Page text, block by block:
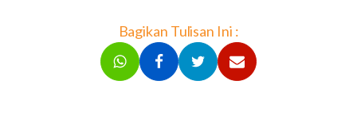
Bagikan Tulisan Ini :